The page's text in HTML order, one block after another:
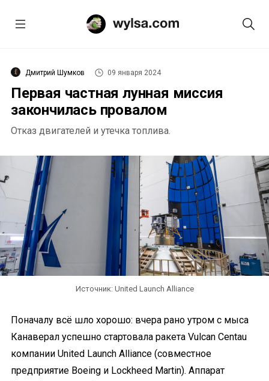
Дмитрий Шумков 09 января 2024
Первая частная лунная миссия
закончилась провалом
Отказ двигателей и утечка топлива.
Источник: United Launch Alliance
Поначалу всё шло хорошо: вчера рано утром с мыса
Канаверал успешно стартовала ракета Vulcan Centau
компании United Launch Alliance (совместное
предприятие Boeing и Lockheed Martin). Аппарат